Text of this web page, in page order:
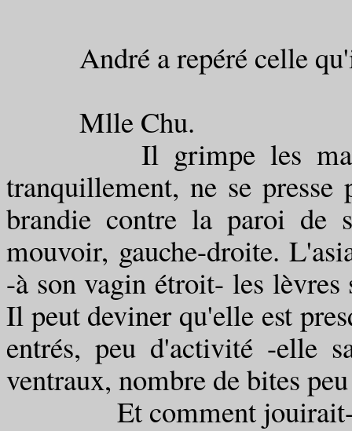
André a repéré celle
Mlle Chu.
Il grimpe les
tranquillement, ne se presse
brandie contre la paroi de
mouvoir, gauche-droite.
-à son vagin étroit- les
Il peut deviner qu'elle est
entrés, peu d'activité -elle
ventraux, nombre de bites
Et comment jouirait-